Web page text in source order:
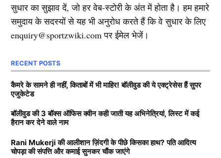
सुधार का सुझाव दें, जो हर वेब-स्टोरी के अंत में होता है। हम हमारे
समुदाय के सदस्यों से यह भी अनुरोध करते हैं कि वे सुधार के लिए
enquiry@sportzwiki.com पर ईमेल भेजें।
RECENT POSTS
कैमरे के सामने ही नहीं, किताबों में भी माहिर! बॉलीवुड की ये एक्ट्रेसेस हैं सुपर
एजुकेटेड
बॉलीवुड की 3 बॉक्स ऑफिस क्वीन कही जाती यह अभिनेत्रियां, लिस्ट में कई
हैरान कर देने वाले नाम
Rani Mukerji की आलीशान ज़िंदगी के पीछे किसका हाथ? पति आदित्य
चोपड़ा की संपत्ति और कमाई सुनकर चौंक जाएंगे